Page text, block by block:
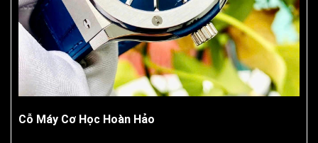
Cỗ Máy Cơ Học Hoàn Hảo